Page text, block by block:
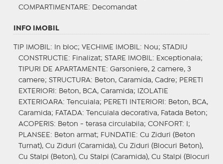
COMPARTIMENTARE : Decomandat
INFO IMOBIL
TIP IMOBIL : In bloc; VECHIME IMOBIL : Nou; STADIU
CONSTRUCTIE : Finalizat; STARE IMOBIL : Exceptionala;
TIPURI DE APARTAMENTE : Garsoniere, 2 camere, 3
camere; STRUCTURA: Beton, Caramida, Cadre; PERETI
EXTERIORI : Beton, BCA, Caramida;
IZOLATIE
EXTERIOARA: Tencuiala; PERETI INTERIORI : Beton, BCA,
Caramida; FATADA: Tencuiala decorativa, Fatada Beton;
ACOPERIS: Beton - terasa circulabila; CONFORT : I;
PLANSEE : Beton armat; FUNDATIE : Cu Ziduri (Beton
Turnat), Cu Ziduri (Caramida), Cu Ziduri (Blocuri Beton),
Cu Stalpi (Beton), Cu Stalpi (Caramida), Cu Stalpi (Blocuri